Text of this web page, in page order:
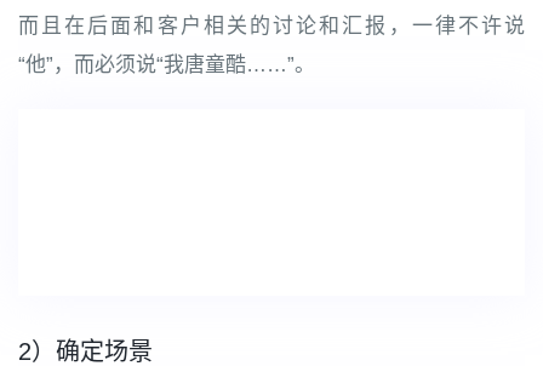
而且在后面和客户相关的讨论和汇报，一律不许说
“他”，而必须说“我唐童酷……”。
2）确定场景